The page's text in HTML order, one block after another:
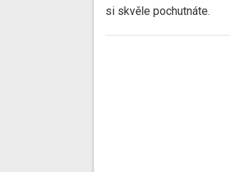
si skvěle pochutnáte.